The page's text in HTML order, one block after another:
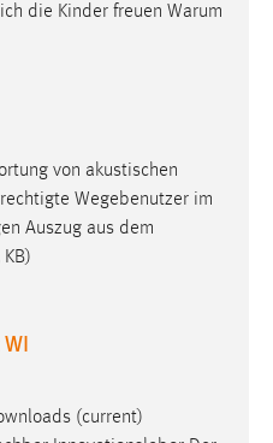
die Kinder freuen Warum
von akustischen
Wegebenutzer im
Auszug aus dem
(current)